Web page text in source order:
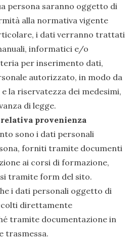
persona saranno oggetto di
alla normativa vigente
i dati verranno trattati
informatici e/o
per inserimento dati,
autorizzato, in modo da
la riservatezza dei medesimi,
di legge.
provenienza
sono i dati personali
forniti tramite documenti
ai corsi di formazione,
tramite form del sito.
i dati personali oggetto di
direttamente
tramite documentazione in
trasmessa.